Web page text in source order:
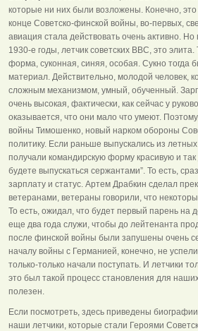
которые ни них были возложены. Конечно,
конце Советско-финской войны, во-первых,
авиация стала действовать очень активно.
1930-е годы, летчик советских ВВС, это
форма, суконная, синяя, особая. Сукно тогда
материал. Действительно, молодой человек,
сложным механизмом, умный, обученный.
очень высокая, фактически, как сейчас у
оказывается, что они мало что умеют.
войны Тимошенко, новый нарком обороны
политику. Если раньше выпускались из
получали командирскую форму красивую и так
будете выпускаться сержантами”. То есть,
зарплату и статус. Артем Драбкин сделал
ветеранами, ветераны говорили, что
То есть, ожидал, что будет первый парень на
еще два года служи, чтобы до лейтенанта
после финской войны были запушены очень
началу войны с Германией, конечно, не
только-только начали поступать. И летчики
это был такой процесс становления для
полезен.
Если посмотреть, здесь приведены
наши летчики, которые стали Героями